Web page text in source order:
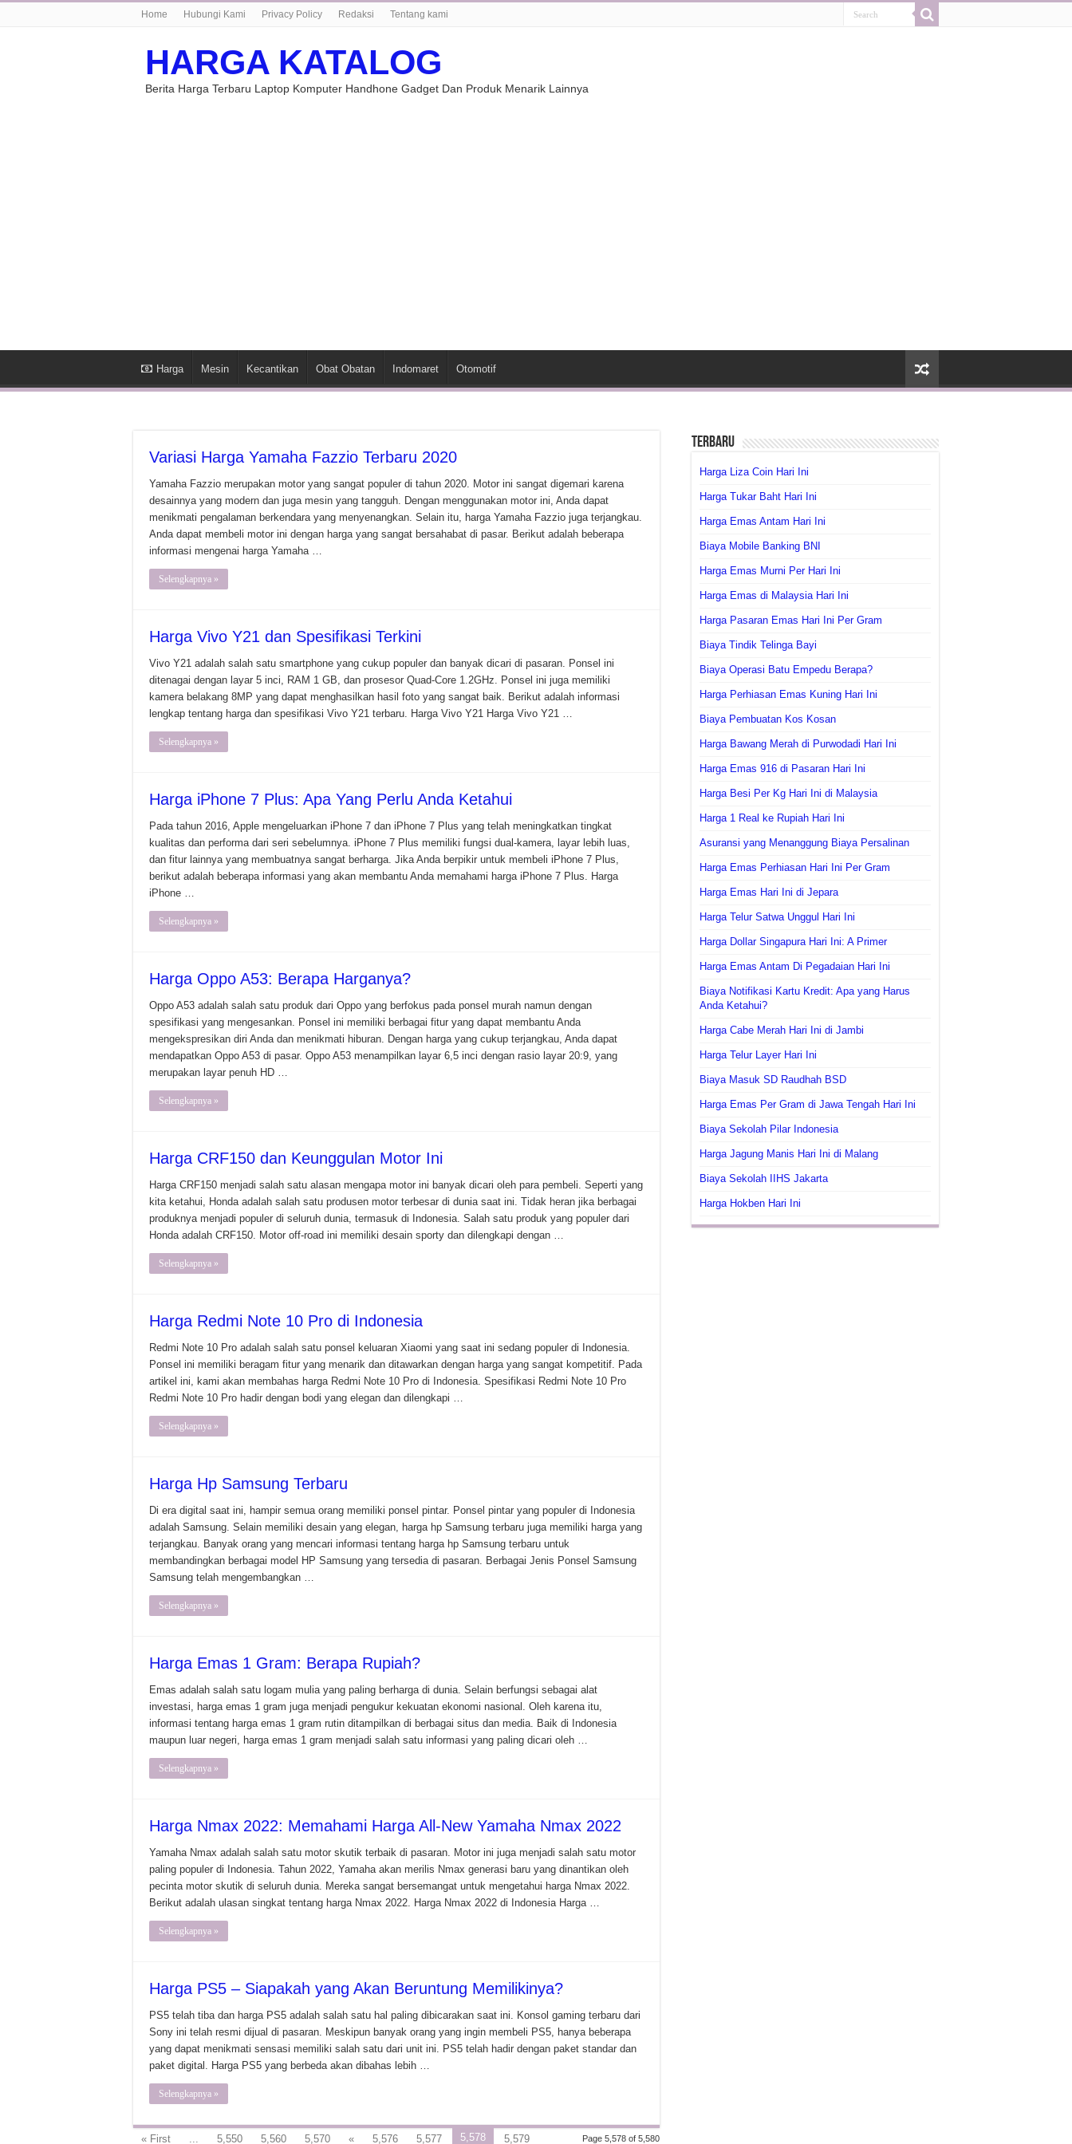
Home Hubungi Kami Privacy Policy Redaksi Tentang kami
HARGA KATALOG
Berita Harga Terbaru Laptop Komputer Handhone Gadget Dan Produk Menarik Lainnya
Harga Mesin Kecantikan Obat Obatan Indomaret Otomotif
Variasi Harga Yamaha Fazzio Terbaru 2020
Yamaha Fazzio merupakan motor yang sangat populer di tahun 2020. Motor ini sangat digemari karena
desainnya yang modern dan juga mesin yang tangguh. Dengan menggunakan motor ini, Anda dapat
menikmati pengalaman berkendara yang menyenangkan. Selain itu, harga Yamaha Fazzio juga terjangkau.
Anda dapat membeli motor ini dengan harga yang sangat bersahabat di pasar. Berikut adalah beberapa
informasi mengenai harga Yamaha …
Selengkapnya »
Harga Vivo Y21 dan Spesifikasi Terkini
Vivo Y21 adalah salah satu smartphone yang cukup populer dan banyak dicari di pasaran. Ponsel ini
ditenagai dengan layar 5 inci, RAM 1 GB, dan prosesor Quad-Core 1.2GHz. Ponsel ini juga memiliki
kamera belakang 8MP yang dapat menghasilkan hasil foto yang sangat baik. Berikut adalah informasi
lengkap tentang harga dan spesifikasi Vivo Y21 terbaru. Harga Vivo Y21 Harga Vivo Y21 …
Selengkapnya »
Harga iPhone 7 Plus: Apa Yang Perlu Anda Ketahui
Pada tahun 2016, Apple mengeluarkan iPhone 7 dan iPhone 7 Plus yang telah meningkatkan tingkat
kualitas dan performa dari seri sebelumnya. iPhone 7 Plus memiliki fungsi dual-kamera, layar lebih luas,
dan fitur lainnya yang membuatnya sangat berharga. Jika Anda berpikir untuk membeli iPhone 7 Plus,
berikut adalah beberapa informasi yang akan membantu Anda memahami harga iPhone 7 Plus. Harga
iPhone …
Selengkapnya »
Harga Oppo A53: Berapa Harganya?
Oppo A53 adalah salah satu produk dari Oppo yang berfokus pada ponsel murah namun dengan
spesifikasi yang mengesankan. Ponsel ini memiliki berbagai fitur yang dapat membantu Anda
mengekspresikan diri Anda dan menikmati hiburan. Dengan harga yang cukup terjangkau, Anda dapat
mendapatkan Oppo A53 di pasar. Oppo A53 menampilkan layar 6,5 inci dengan rasio layar 20:9, yang
merupakan layar penuh HD …
Selengkapnya »
Harga CRF150 dan Keunggulan Motor Ini
Harga CRF150 menjadi salah satu alasan mengapa motor ini banyak dicari oleh para pembeli. Seperti yang
kita ketahui, Honda adalah salah satu produsen motor terbesar di dunia saat ini. Tidak heran jika berbagai
produknya menjadi populer di seluruh dunia, termasuk di Indonesia. Salah satu produk yang populer dari
Honda adalah CRF150. Motor off-road ini memiliki desain sporty dan dilengkapi dengan …
Selengkapnya »
Harga Redmi Note 10 Pro di Indonesia
Redmi Note 10 Pro adalah salah satu ponsel keluaran Xiaomi yang saat ini sedang populer di Indonesia.
Ponsel ini memiliki beragam fitur yang menarik dan ditawarkan dengan harga yang sangat kompetitif. Pada
artikel ini, kami akan membahas harga Redmi Note 10 Pro di Indonesia. Spesifikasi Redmi Note 10 Pro
Redmi Note 10 Pro hadir dengan bodi yang elegan dan dilengkapi …
Selengkapnya »
Harga Hp Samsung Terbaru
Di era digital saat ini, hampir semua orang memiliki ponsel pintar. Ponsel pintar yang populer di Indonesia
adalah Samsung. Selain memiliki desain yang elegan, harga hp Samsung terbaru juga memiliki harga yang
terjangkau. Banyak orang yang mencari informasi tentang harga hp Samsung terbaru untuk
membandingkan berbagai model HP Samsung yang tersedia di pasaran. Berbagai Jenis Ponsel Samsung
Samsung telah mengembangkan …
Selengkapnya »
Harga Emas 1 Gram: Berapa Rupiah?
Emas adalah salah satu logam mulia yang paling berharga di dunia. Selain berfungsi sebagai alat
investasi, harga emas 1 gram juga menjadi pengukur kekuatan ekonomi nasional. Oleh karena itu,
informasi tentang harga emas 1 gram rutin ditampilkan di berbagai situs dan media. Baik di Indonesia
maupun luar negeri, harga emas 1 gram menjadi salah satu informasi yang paling dicari oleh …
Selengkapnya »
Harga Nmax 2022: Memahami Harga All-New Yamaha Nmax 2022
Yamaha Nmax adalah salah satu motor skutik terbaik di pasaran. Motor ini juga menjadi salah satu motor
paling populer di Indonesia. Tahun 2022, Yamaha akan merilis Nmax generasi baru yang dinantikan oleh
pecinta motor skutik di seluruh dunia. Mereka sangat bersemangat untuk mengetahui harga Nmax 2022.
Berikut adalah ulasan singkat tentang harga Nmax 2022. Harga Nmax 2022 di Indonesia Harga …
Selengkapnya »
Harga PS5 – Siapakah yang Akan Beruntung Memilikinya?
PS5 telah tiba dan harga PS5 adalah salah satu hal paling dibicarakan saat ini. Konsol gaming terbaru dari
Sony ini telah resmi dijual di pasaran. Meskipun banyak orang yang ingin membeli PS5, hanya beberapa
yang dapat menikmati sensasi memiliki salah satu dari unit ini. PS5 telah hadir dengan paket standar dan
paket digital. Harga PS5 yang berbeda akan dibahas lebih …
Selengkapnya »
Page 5,578 of 5,580
« First ... 5,550 5,560 5,570 « 5,576 5,577 5,578 5,579
Terbaru
Harga Liza Coin Hari Ini
Harga Tukar Baht Hari Ini
Harga Emas Antam Hari Ini
Biaya Mobile Banking BNI
Harga Emas Murni Per Hari Ini
Harga Emas di Malaysia Hari Ini
Harga Pasaran Emas Hari Ini Per Gram
Biaya Tindik Telinga Bayi
Biaya Operasi Batu Empedu Berapa?
Harga Perhiasan Emas Kuning Hari Ini
Biaya Pembuatan Kos Kosan
Harga Bawang Merah di Purwodadi Hari Ini
Harga Emas 916 di Pasaran Hari Ini
Harga Besi Per Kg Hari Ini di Malaysia
Harga 1 Real ke Rupiah Hari Ini
Asuransi yang Menanggung Biaya Persalinan
Harga Emas Perhiasan Hari Ini Per Gram
Harga Emas Hari Ini di Jepara
Harga Telur Satwa Unggul Hari Ini
Harga Dollar Singapura Hari Ini: A Primer
Harga Emas Antam Di Pegadaian Hari Ini
Biaya Notifikasi Kartu Kredit: Apa yang Harus
Anda Ketahui?
Harga Cabe Merah Hari Ini di Jambi
Harga Telur Layer Hari Ini
Biaya Masuk SD Raudhah BSD
Harga Emas Per Gram di Jawa Tengah Hari Ini
Biaya Sekolah Pilar Indonesia
Harga Jagung Manis Hari Ini di Malang
Biaya Sekolah IIHS Jakarta
Harga Hokben Hari Ini